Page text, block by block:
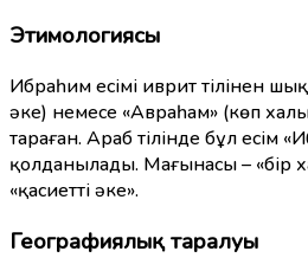
Этимологиясы
Ибраһим есімі иврит тілінен
әке) немесе «Авраһам» (көп
тараған. Араб тілінде бұл есім
қолданылады. Мағынасы – «бір
«қасиетті әке».
Географиялық таралуы